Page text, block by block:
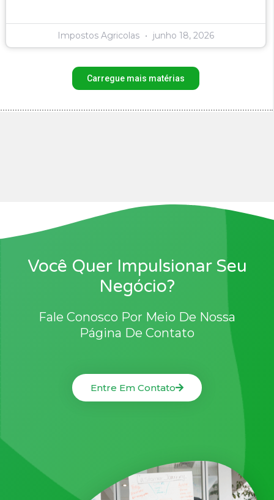
Impostos Agricolas junho 18, 2026
Carregue mais matérias
Você Quer Impulsionar Seu
Negócio?
Fale Conosco Por Meio De Nossa
Página De Contato
Entre Em Contato